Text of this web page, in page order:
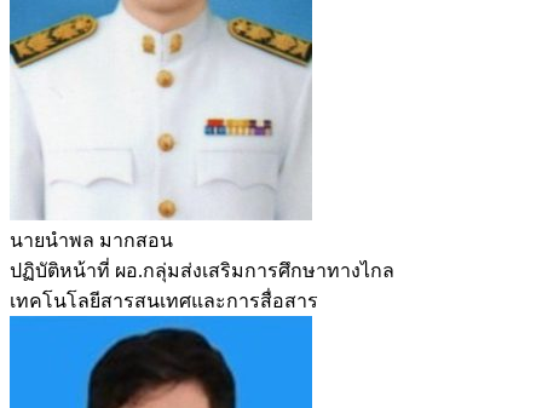
นายนำพล มากสอน
ปฏิบัติหน้าที่ ผอ.กลุ่มส่งเสริมการศึกษาทางไกล
เทคโนโลยีสารสนเทศและการสื่อสาร